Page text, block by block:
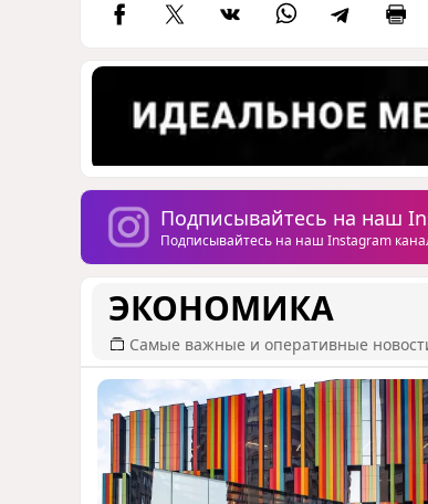
Подписывайтесь на наш
Подписывайтесь на наш Instagram
ЭКОНОМИКА
Самые важные и оперативные